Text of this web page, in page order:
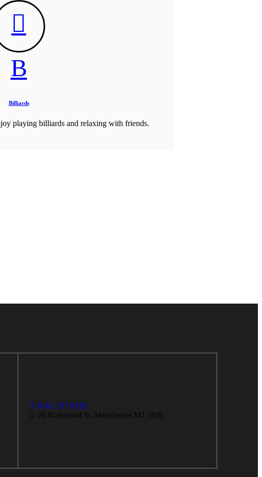
B
Billiards
playing billiards and relaxing with friends.
0161 237 9329
26 Richmond St, Manchester M1 3NB